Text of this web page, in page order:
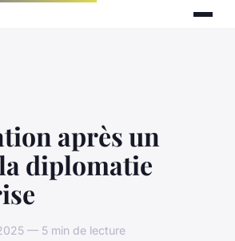
après un
diplomatie
— 5 min de lecture